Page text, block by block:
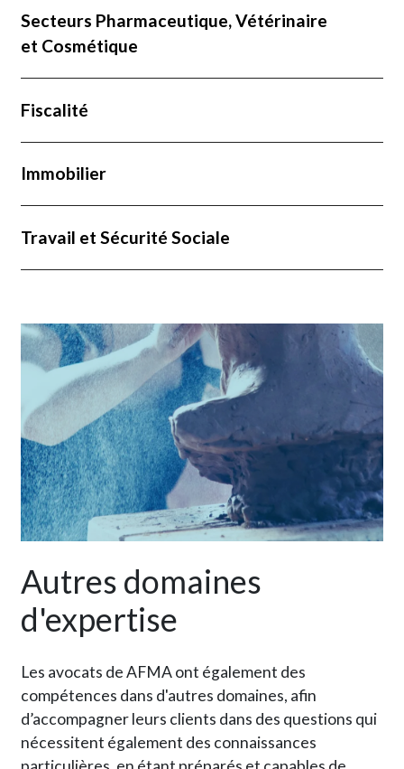
Secteurs Pharmaceutique, Vétérinaire
et Cosmétique
Fiscalité
Immobilier
Travail et Sécurité Sociale
Autres domaines
d'expertise
Les avocats de AFMA ont également des
compétences dans d'autres domaines, afin
d’accompagner leurs clients dans des questions qui
nécessitent également des connaissances